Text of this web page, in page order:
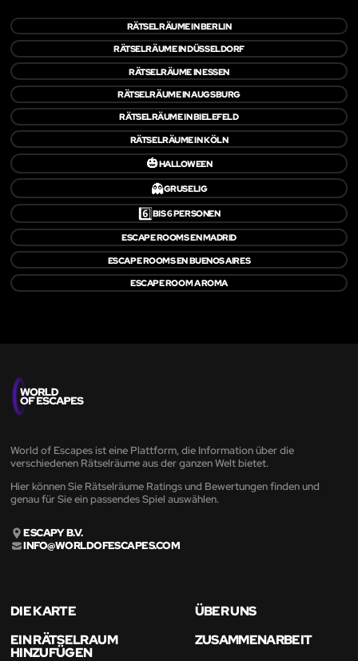
RÄTSELRÄUME IN BERLIN
RÄTSELRÄUME IN DÜSSELDORF
RÄTSELRÄUME IN ESSEN
RÄTSELRÄUME IN AUGSBURG
RÄTSELRÄUME IN BIELEFELD
RÄTSELRÄUME IN KÖLN
🎃HALLOWEEN
👻GRUSELIG
6️⃣BIS 6 PERSONEN
ESCAPE ROOMS EN MADRID
ESCAPE ROOMS EN BUENOS AIRES
ESCAPE ROOM A ROMA
World of Escapes ist eine Plattform, die Information über die
verschiedenen Rätselräume aus der ganzen Welt bietet.
Hier können Sie Rätselräume Ratings und Bewertungen finden und
genau für Sie ein passendes Spiel auswählen.
ESCAPY B.V.
INFO@WORLDOFESCAPES.COM
DIE KARTE
ÜBER UNS
EIN RÄTSELRAUM
HINZUFÜGEN
ZUSAMMENARBEIT